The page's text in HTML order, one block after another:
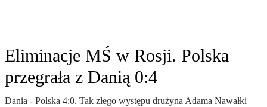
Eliminacje MŚ w Rosji. Polska
przegrała z Danią 0:4
Dania - Polska 4:0. Tak złego występu drużyna Adama Nawałki